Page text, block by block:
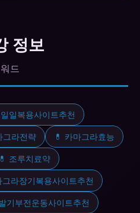
정보
드
일복용사이트추천
그라전략
💊 카마그라효능
💊 조루치료약
그라장기복용사이트추천
기부전운동사이트추천